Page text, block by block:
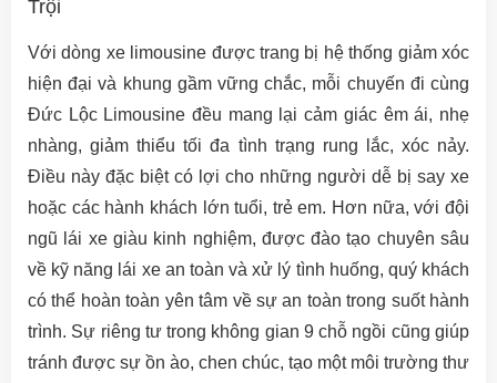
Trội
Với dòng xe limousine được trang bị hệ thống giảm xóc
hiện đại và khung gầm vững chắc, mỗi chuyến đi cùng
Đức Lộc Limousine đều mang lại cảm giác êm ái, nhẹ
nhàng, giảm thiểu tối đa tình trạng rung lắc, xóc nảy.
Điều này đặc biệt có lợi cho những người dễ bị say xe
hoặc các hành khách lớn tuổi, trẻ em. Hơn nữa, với đội
ngũ lái xe giàu kinh nghiệm, được đào tạo chuyên sâu
về kỹ năng lái xe an toàn và xử lý tình huống, quý khách
có thể hoàn toàn yên tâm về sự an toàn trong suốt hành
trình. Sự riêng tư trong không gian 9 chỗ ngồi cũng giúp
tránh được sự ồn ào, chen chúc, tạo một môi trường thư